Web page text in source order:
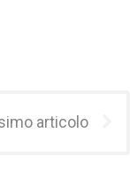
articolo